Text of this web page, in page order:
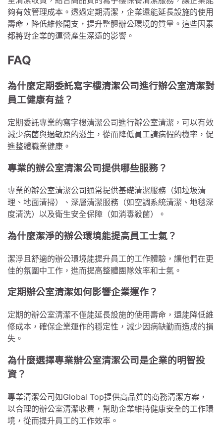
夠有效管理成本。透過定期清潔，企業還能延長設施的使用
壽命，降低維修開支，提升整體辦公環境的質量。這些因素
都將對企業的運營產生深遠的影響。
FAQ
為什麼定期委託寫字樓清潔公司進行辦公室清潔對
員工健康有益？
定期委託專業的寫字樓清潔公司進行辦公室清潔，可以有效
減少病菌與過敏原的滋生，從而降低員工請病假的機率，促
進整體職業健康。
專業的辦公室清潔公司提供哪些服務？
專業的辦公室清潔公司通常提供基礎清潔服務（如垃圾清
理、地面清掃）、深層清潔服務（如空調系統清潔、地毯深
度清洗）以及衛生安全保障（如消毒殺菌）。
為什麼潔淨的辦公環境能提高員工士氣？
潔淨且舒適的辦公環境能提升員工的工作體驗，讓他們在更
佳的氛圍中工作，進而提高整體團隊效率和士氣。
定期辦公室清潔如何影響企業運作？
定期的辦公室清潔不僅能延長設施的使用壽命，還能降低維
修成本，確保企業運作的穩定性，減少因病缺勤而造成的損
失。
為什麼選擇專業辦公室清潔公司是企業的明智投
資？
專業清潔公司如Global Top提供高品質的商務清潔方案，
以合理的辦公室清潔收費，幫助企業維持健康安全的工作環
境，從而提升員工的工作效率。